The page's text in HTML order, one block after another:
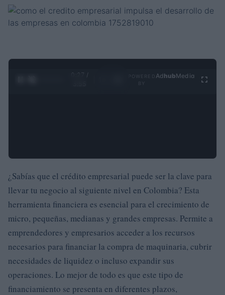
0:28 /
Ad hubMedia
¿Sabías que el crédito empresarial puede ser la clave para
llevar tu negocio al siguiente nivel en Colombia? Esta
herramienta financiera es esencial para el crecimiento de
micro, pequeñas, medianas y grandes empresas. Permite a
emprendedores y empresarios acceder a los recursos
necesarios para financiar la compra de maquinaria, cubrir
necesidades de liquidez o incluso expandir sus
operaciones. Lo mejor de todo es que este tipo de
financiamiento se presenta en diferentes plazos,